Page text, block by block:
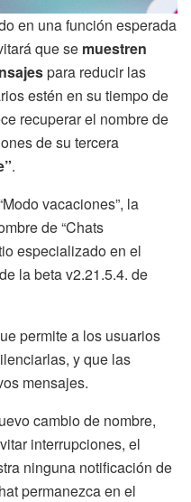
en una función esperada
que se muestren
para reducir las
estén en su tiempo de
recuperar el nombre de
de su tercera
.
vacaciones”, la
de “Chats
especializado en el
la beta v2.21.5.4. de
permite a los usuarios
y que las
mensajes.
cambio de nombre,
interrupciones, el
ninguna notificación de
permanezca en el